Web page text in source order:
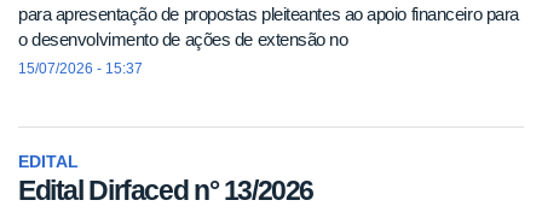
para apresentação de propostas pleiteantes ao apoio financeiro para
o desenvolvimento de ações de extensão no
15/07/2026 - 15:37
EDITAL
Edital Dirfaced n° 13/2026